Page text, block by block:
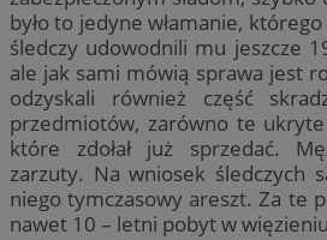
było to jedyne włamanie,
śledczy udowodnili mu jeszcze
ale jak sami mówią sprawa jest
odzyskali również część
przedmiotów, zarówno te
które zdołał już sprzedać.
zarzuty. Na wniosek śledczych
niego tymczasowy areszt. Za te
nawet 10 – letni pobyt w